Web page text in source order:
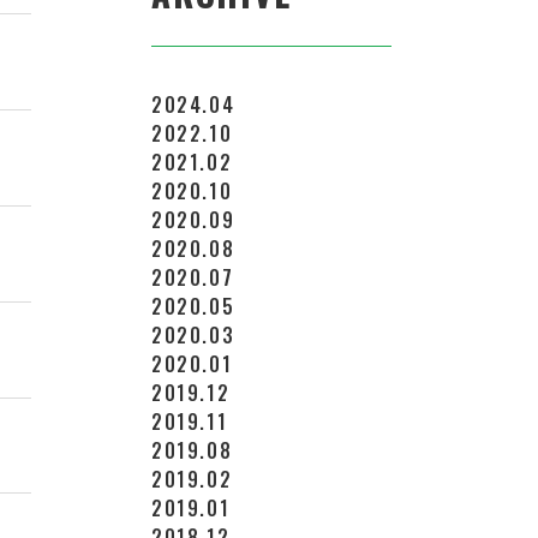
2024.04
2022.10
2021.02
2020.10
2020.09
2020.08
2020.07
2020.05
2020.03
2020.01
2019.12
2019.11
2019.08
2019.02
2019.01